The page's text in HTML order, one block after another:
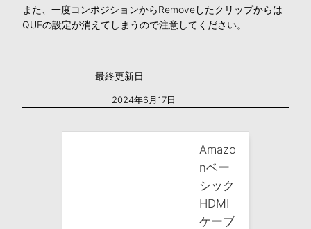
また、一度コンポジションからRemoveしたクリップからは
QUEの設定が消えてしまうので注意してください。
最終更新日
2024年6月17日
Amazo
nベー
シック
HDMI
ケーブ